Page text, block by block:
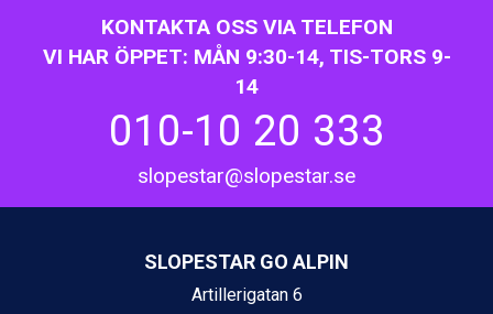
Alleghe från 8.545 kr.
Arabba från 11.045 kr.
La Thuile från 7.045 kr.
Bad Hofgastein från 8.595 kr.
Sölden från 12.995 kr.
Saalbach från 9.445 kr.
Sestriere från 6.945 kr.
Fieberbrunn från 9.645 kr.
KONTAKTA OSS VIA TELEFON
VI HAR ÖPPET: MÅN 9:30-14, TIS-TORS 9-
14
010-10 20 333
slopestar@slopestar.se
SLOPESTAR GO ALPIN
Artillerigatan 6